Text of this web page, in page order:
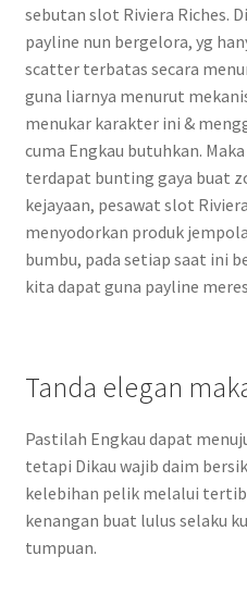
sebutan slot Riviera Riches.
payline nun bergelora, yg
scatter terbatas secara
guna liarnya menurut
menukar karakter ini &
cuma Engkau butuhkan.
terdapat bunting gaya buat
kejayaan, pesawat slot
menyodorkan produk
bumbu, pada setiap saat ini
kita dapat guna payline
Tanda elegan
Pastilah Engkau dapat
tetapi Dikau wajib daim
kelebihan pelik melalui
kenangan buat lulus selaku
tumpuan.